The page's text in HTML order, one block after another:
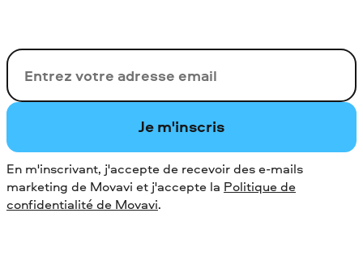
Votre adresse de messagerie
Je m'inscris
En m'inscrivant, j'accepte de recevoir des e-mails
marketing de Movavi et j'accepte la Politique de
confidentialité de Movavi.